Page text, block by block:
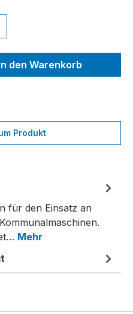
den
den Warenkorb
Produkt
für den Einsatz an
Mehr